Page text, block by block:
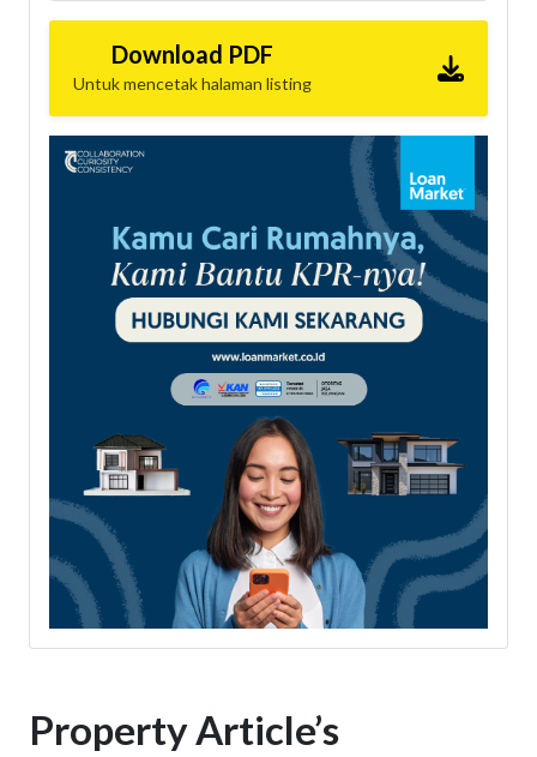
Download PDF
Untuk mencetak halaman listing
Property Article’s